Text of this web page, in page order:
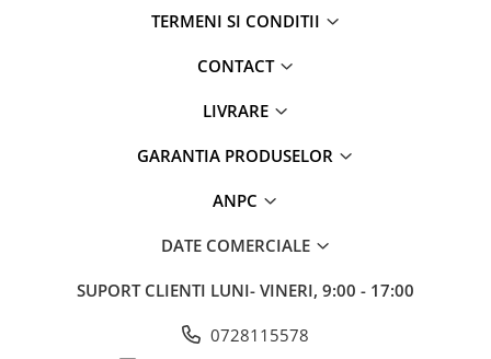
TERMENI SI CONDITII
CONTACT
LIVRARE
GARANTIA PRODUSELOR
ANPC
DATE COMERCIALE
SUPORT CLIENTI LUNI- VINERI, 9:00 - 17:00
0728115578